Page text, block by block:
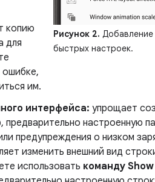
Рисунок 2.
быстрых настроек.
копию
для
ошибке,
им.
интерфейса: упрощает
настроенную
предупреждения о низком
изменить внешний вид
использовать команду